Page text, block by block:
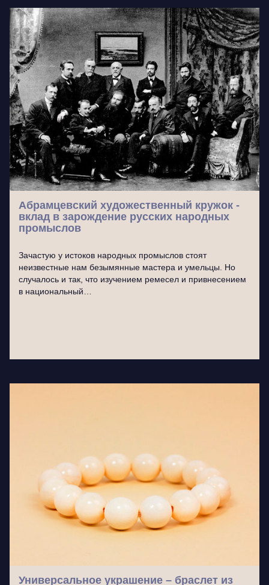
Абрамцевский художественный кружок -
вклад в зарождение русских народных
промыслов
Зачастую у истоков народных промыслов стоят
неизвестные нам безымянные мастера и умельцы. Но
случалось и так, что изучением ремесел и привнесением
в национальный…
Универсальное украшение – браслет из